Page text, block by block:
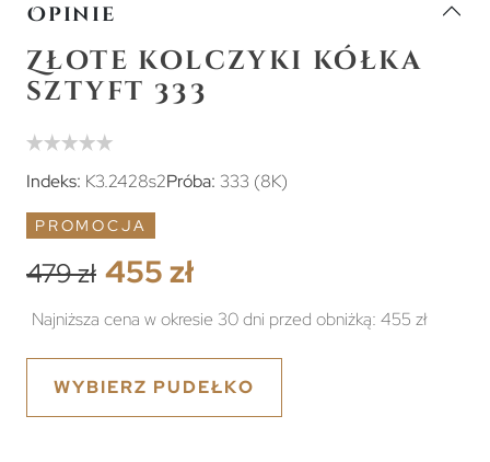
Opinie
Złote kolczyki kółka
sztyft 333
Indeks: K3.2428s2Próba: 333 (8K)
PROMOCJA
479 zł 455 zł
Najniższa cena w okresie 30 dni przed obniżką: 455 zł
WYBIERZ PUDEŁKO